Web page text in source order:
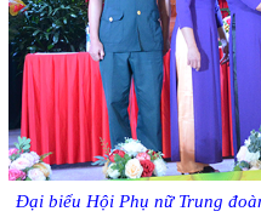
Đại biểu Hội Phụ nữ Trung